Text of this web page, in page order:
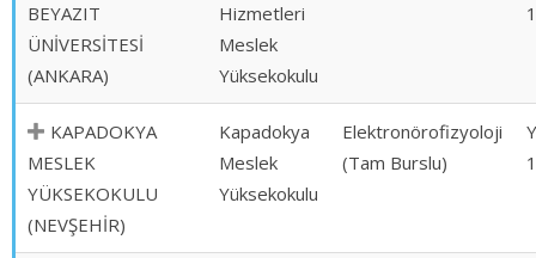
BEYAZIT
ÜNİVERSİTESİ
(ANKARA)
Hizmetleri
Meslek
Yüksekokulu
1
KAPADOKYA
MESLEK
YÜKSEKOKULU
(NEVŞEHİR)
Kapadokya
Meslek
Yüksekokulu
Elektronörofizyoloji
(Tam Burslu)
1